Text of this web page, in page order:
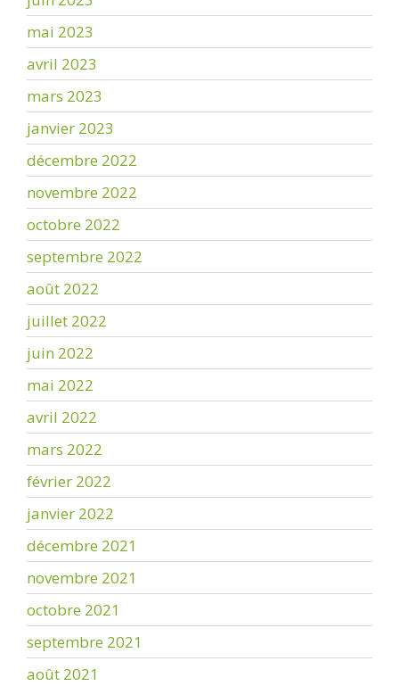
mai 2023
avril 2023
mars 2023
janvier 2023
décembre 2022
novembre 2022
octobre 2022
septembre 2022
août 2022
juillet 2022
juin 2022
mai 2022
avril 2022
mars 2022
février 2022
janvier 2022
décembre 2021
novembre 2021
octobre 2021
septembre 2021
août 2021